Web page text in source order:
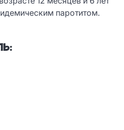
паротитом.